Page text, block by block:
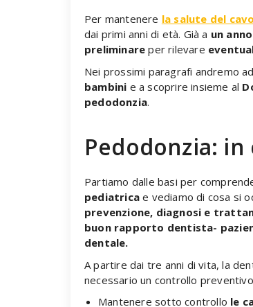
Per mantenere la salute del
dai primi anni di età. Già a un
preliminare per rilevare
Nei prossimi paragrafi andremo ad
bambini e a scoprire insieme al
pedodonzia.
Pedodonzia: in
Partiamo dalle basi per
pediatrica e vediamo di cosa si
prevenzione, diagnosi e
buon rapporto dentista-
dentale.
A partire dai tre anni di vita, la
necessario un controllo
Mantenere sotto controllo le